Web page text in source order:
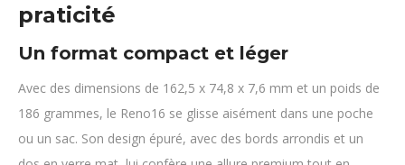
praticité
Un format compact et léger
Avec des dimensions de 162,5 x 74,8 x 7,6 mm et un poids de
186 grammes, le Reno16 se glisse aisément dans une poche
ou un sac. Son design épuré, avec des bords arrondis et un